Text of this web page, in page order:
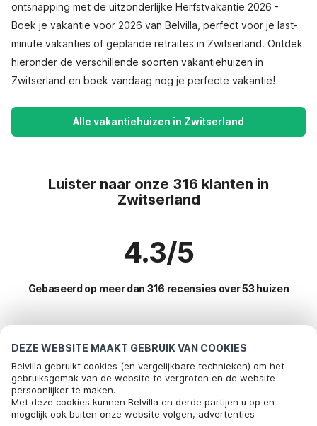
DEZE WEBSITE MAAKT GEBRUIK VAN COOKIES
Belvilla gebruikt cookies (en vergelijkbare technieken) om het
gebruiksgemak van de website te vergroten en de website
persoonlijker te maken.
Met deze cookies kunnen Belvilla en derde partijen u op en
mogelijk ook buiten onze website volgen, advertenties
ontsnapping met de uitzonderlijke Herfstvakantie 2026 -
Boek je vakantie voor 2026 van Belvilla, perfect voor je last-
minute vakanties of geplande retraites in Zwitserland. Ontdek
hieronder de verschillende soorten vakantiehuizen in
Zwitserland en boek vandaag nog je perfecte vakantie!
Alle vakantiehuizen in Zwitserland
Luister naar onze 316 klanten in
Zwitserland
4.3/5
Gebaseerd op meer dan 316 recensies over 53 huizen
Meest populaire bestemmingen voor
vakantie
Populaire voorzieningen voor vakantie in Zwitserland
Vakantiehuis voor 6 personen
Toplanden met topvoorzieningen voor vakanties